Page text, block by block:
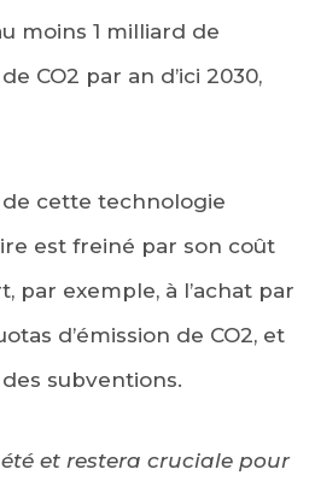
moins 1 milliard de
CO2 par an d’ici 2030,
cette technologie
est freiné par son coût
par exemple, à l’achat par
d’émission de CO2, et
subventions.
et restera cruciale pour